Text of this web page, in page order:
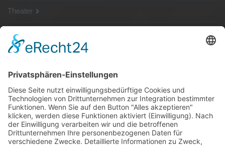
Theater
SG Shop
Sponsoren
Kontakt
Social Media